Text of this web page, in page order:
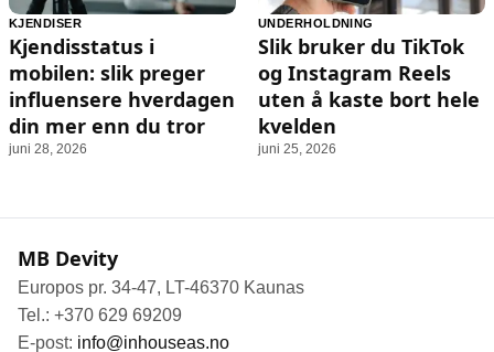
KJENDISER
Kjendisstatus i
mobilen: slik preger
influensere hverdagen
din mer enn du tror
juni 28, 2026
UNDERHOLDNING
Slik bruker du TikTok
og Instagram Reels
uten å kaste bort hele
kvelden
juni 25, 2026
MB Devity
Europos pr. 34-47, LT-46370 Kaunas
Tel.: +370 629 69209
E-post: info@inhouseas.no